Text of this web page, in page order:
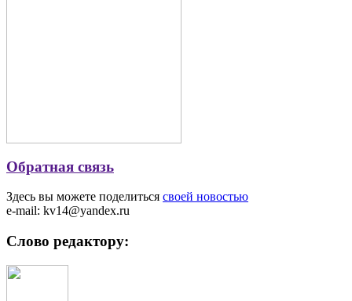
Обратная связь
Здесь вы можете поделиться своей новостью
e-mail: kv14@yandex.ru
Слово редактору: